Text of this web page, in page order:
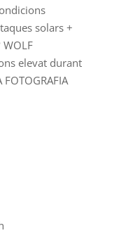
solars +
elevat durant